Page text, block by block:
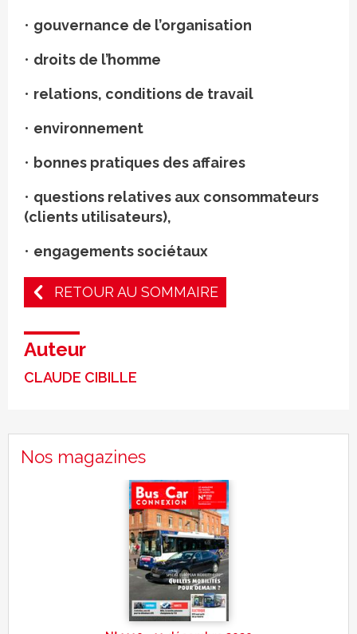
• gouvernance de l’organisation
• droits de l’homme
• relations, conditions de travail
• environnement
• bonnes pratiques des affaires
• questions relatives aux consommateurs
(clients utilisateurs),
• engagements sociétaux
RETOUR AU SOMMAIRE
Auteur
CLAUDE CIBILLE
Nos magazines